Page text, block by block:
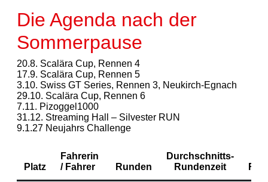
Die Agenda nach der
Sommerpause
20.8. Scalära Cup, Rennen 4
17.9. Scalära Cup, Rennen 5
3.10. Swiss GT Series, Rennen 3, Neukirch-Egnach
29.10. Scalära Cup, Rennen 6
7.11. Pizoggel1000
31.12. Streaming Hall – Silvester RUN
9.1.27 Neujahrs Challenge
Platz
Fahrerin
/ Fahrer
Runden
Durchschnitts-
Rundenzeit